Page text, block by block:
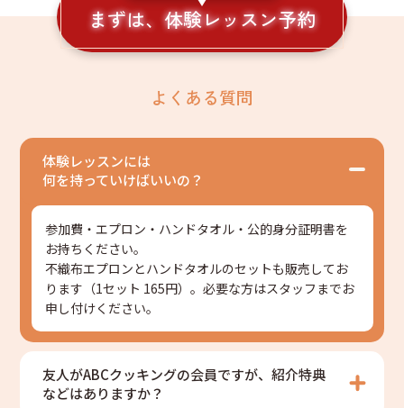
まずは、体験レッスン予約
よくある質問
体験レッスンには
何を持っていけばいいの？
参加費・エプロン・ハンドタオル・公的身分証明書を
お持ちください。
不織布エプロンとハンドタオルのセットも販売してお
ります（1セット 165円）。必要な方はスタッフまでお
申し付けください。
友人がABCクッキングの会員ですが、紹介特典
などはありますか？